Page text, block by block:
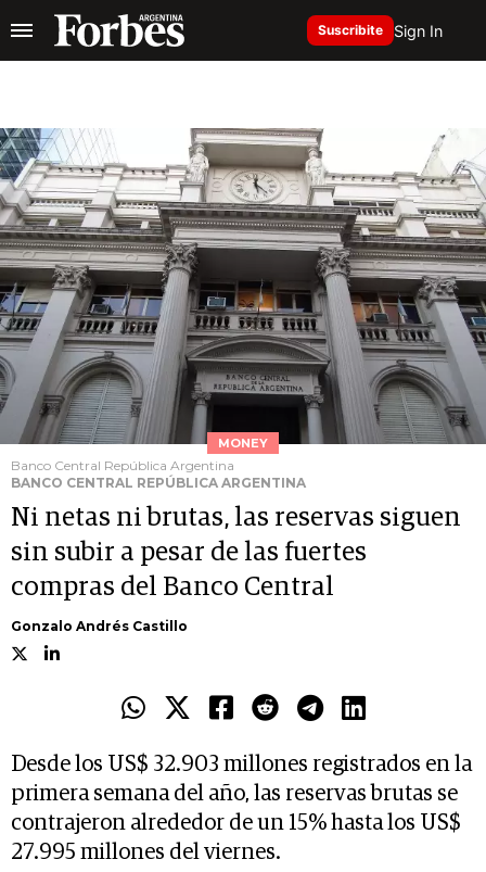
Suscribite Sign In
MONEY
Banco Central República Argentina
BANCO CENTRAL REPÚBLICA ARGENTINA
Ni netas ni brutas, las reservas siguen
sin subir a pesar de las fuertes
compras del Banco Central
Gonzalo Andrés Castillo
Desde los US$ 32.903 millones registrados en la
primera semana del año, las reservas brutas se
contrajeron alrededor de un 15% hasta los US$
27.995 millones del viernes.